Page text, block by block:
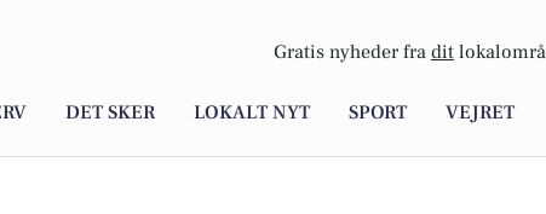
Gratis nyheder fra dit
DET SKER LOKALT NYT SPORT VEJRET